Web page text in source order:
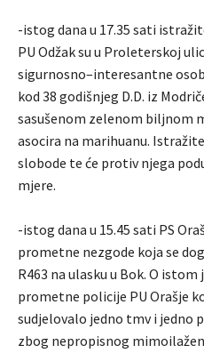
-istog dana u 17.35 sati
PU Odžak su u Proleterskoj
sigurnosno–interesantne
kod 38 godišnjeg D.D. iz
sasušenom zelenom biljnom
asocira na marihuanu.
slobode te će protiv njega
mjere.
-istog dana u 15.45 sati PS
prometne nezgode koja se
R463 na ulasku u Bok. O
prometne policije PU Orašje
sudjelovalo jedno tmv i jedno
zbog nepropisnog